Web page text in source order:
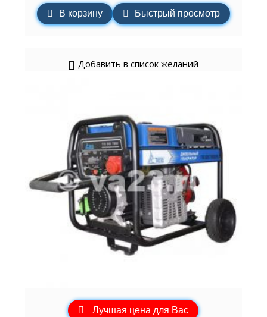
В корзину Быстрый просмотр
Добавить в список желаний
Лучшая цена для Вас